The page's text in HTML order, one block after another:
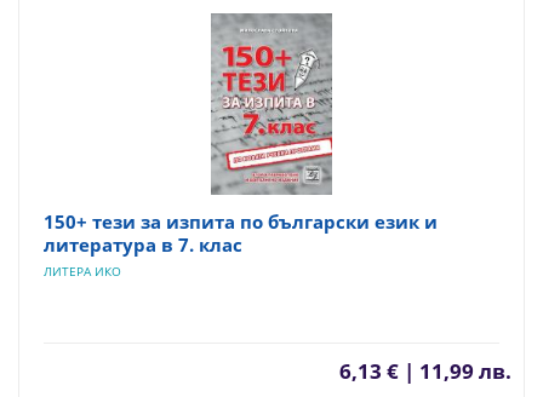
150+ тези за изпита по български език и
литература в 7. клас
ЛИТЕРА ИКО
6,13 € | 11,99 лв.